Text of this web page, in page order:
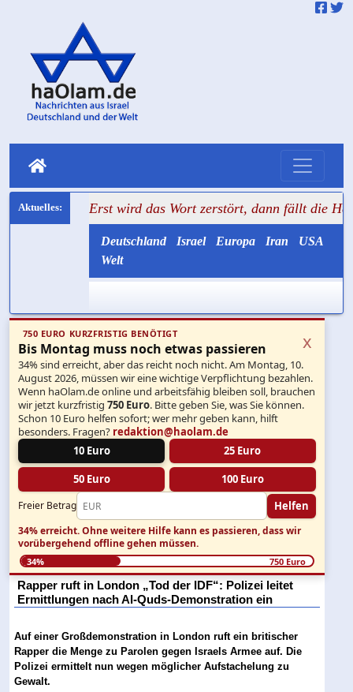
Erst wird das Wort zerstört, dann fällt die Hemmschwelle
Deutschland Israel Europa Iran
USA
Welt
750 EURO KURZFRISTIG BENÖTIGT
Bis Montag muss noch etwas passieren
34% sind erreicht, aber das reicht noch nicht. Am Montag, 10.
August 2026, müssen wir eine wichtige Verpflichtung bezahlen.
Wenn haOlam.de online und arbeitsfähig bleiben soll, brauchen
wir jetzt kurzfristig750 Euro. Bitte geben Sie, was Sie können.
Schon 10 Euro helfen sofort; wer mehr geben kann, hilft
besonders. Fragen? redaktion@haolam.de
10 Euro
25 Euro
50 Euro 100 Euro
Freier Betrag Helfen
x
34% erreicht.Ohne weitere Hilfe kann es passieren, dass wir
vorübergehend offline gehen müssen.
34% 750 Euro
Rapper ruft in London „Tod der IDF“: Polizei leitet
Ermittlungen nach Al-Quds-Demonstration ein
Auf einer Großdemonstration in London ruft ein britischer
Rapper die Menge zu Parolen gegen Israels Armee auf. Die
Polizei ermittelt nun wegen möglicher Aufstachelung zu
Gewalt.